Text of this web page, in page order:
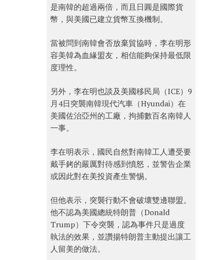
是南韓的超過兩倍，而且日圓是國際貨
幣，與美國已建立貨幣互換機制。
當被問到南韓會否放棄貿協時，李在明形
容美韓為血緣盟友，相信能夠保持最低限
度理性。
另外，李在明也談及美國移民局（ICE）9
月4日突襲南韓現代汽車（Hyundai）在
美國佐治亞州的工廠，拘捕數百名南韓人
一事。
李在明表示，國民自然對南韓工人遭受要
戴手銬的嚴厲對待感到憤怒，並警告企業
或因此對在美投資產生警惕。
但他表示，突襲行動不會破壞雙邊聯盟。
他不認為美國總統特朗普（Donald
Trump）下令突襲，認為事件只是過度
執法的效果，並讚揚特朗普主動提出讓工
人留美的做法。